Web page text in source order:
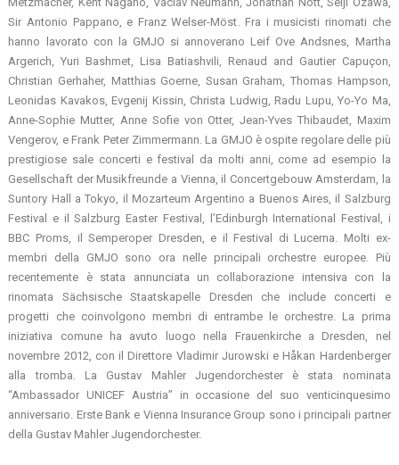
Sir Antonio Pappano, e Franz Welser-Möst. Fra i musicisti rinomati che
hanno lavorato con la GMJO si annoverano Leif Ove Andsnes, Martha
Argerich, Yuri Bashmet, Lisa Batiashvili, Renaud and Gautier Capuçon,
Christian Gerhaher, Matthias Goerne, Susan Graham, Thomas Hampson,
Leonidas Kavakos, Evgenij Kissin, Christa Ludwig, Radu Lupu, Yo-Yo Ma,
Anne-Sophie Mutter, Anne Sofie von Otter, Jean-Yves Thibaudet, Maxim
Vengerov, e Frank Peter Zimmermann. La GMJO è ospite regolare delle più
prestigiose sale concerti e festival da molti anni, come ad esempio la
Gesellschaft der Musikfreunde a Vienna, il Concertgebouw Amsterdam, la
Suntory Hall a Tokyo, il Mozarteum Argentino a Buenos Aires, il Salzburg
Festival e il Salzburg Easter Festival, l’Edinburgh International Festival, i
BBC Proms, il Semperoper Dresden, e il Festival di Lucerna. Molti ex-
membri della GMJO sono ora nelle principali orchestre europee. Più
recentemente è stata annunciata un collaborazione intensiva con la
rinomata Sächsische Staatskapelle Dresden che include concerti e
progetti che coinvolgono membri di entrambe le orchestre. La prima
iniziativa comune ha avuto luogo nella Frauenkirche a Dresden, nel
novembre 2012, con il Direttore Vladimir Jurowski e Håkan Hardenberger
alla tromba. La Gustav Mahler Jugendorchester è stata nominata
“Ambassador UNICEF Austria” in occasione del suo venticinquesimo
anniversario. Erste Bank e Vienna Insurance Group sono i principali partner
della Gustav Mahler Jugendorchester.